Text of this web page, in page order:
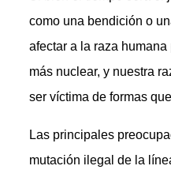
como una bendición o
afectar a la raza
más nuclear, y nuestra
ser víctima de formas
Las principales
mutación ilegal de la